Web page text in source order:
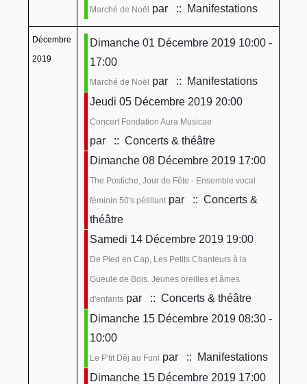
Marché de Noël par :: Manifestations
Décembre
2019
Dimanche 01 Décembre 2019 10:00 -
17:00
Marché de Noël par
:: Manifestations
Jeudi 05 Décembre 2019 20:00
Concert Fondation Aura Musicae
par
:: Concerts & théâtre
Dimanche 08 Décembre 2019 17:00
The Postiche, Jour de Fête - Ensemble vocal
féminin 50's pétillantpar
:: Concerts &
théâtre
Samedi 14 Décembre 2019 19:00
De Pied en Cap, Les Petits Chanteurs à la
Gueule de Bois. Jeunes oreilles et âmes
d'enfantspar
:: Concerts & théâtre
Dimanche 15 Décembre 2019 08:30 -
10:00
Le P'tit Déj au Funi par
:: Manifestations
Dimanche 15 Décembre 2019 17:00